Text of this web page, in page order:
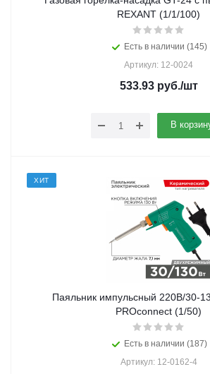
REXANT (1/1/100)
Есть в наличии (145)
Артикул: 12-0024
533.93руб./шт
В
ХИТ
Паяльник импульсный 220В/30-
PROconnect (1/50)
Есть в наличии (187)
Артикул: 12-0162-4